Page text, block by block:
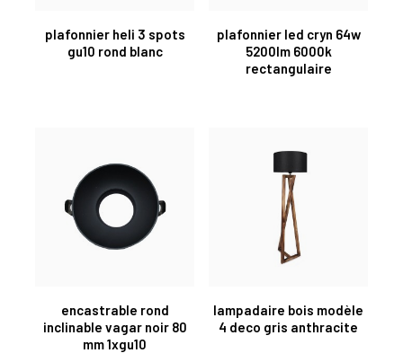
plafonnier heli 3 spots
gu10 rond blanc
plafonnier led cryn 64w
5200lm 6000k
rectangulaire
encastrable rond
inclinable vagar noir 80
mm 1xgu10
lampadaire bois modèle
4 deco gris anthracite